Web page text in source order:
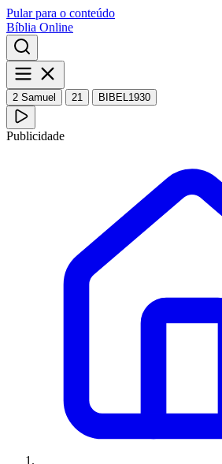
Pular para o conteúdo
Bíblia Online
2 Samuel 21 BIBEL1930
Publicidade